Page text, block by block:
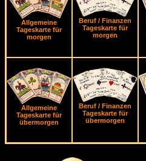
Allgemeine
Tageskarte für
morgen
Beruf / Finanzen
Tageskarte für
morgen
Allgemeine
Tageskarte für
übermorgen
Beruf / Finanzen
Tageskarte für
übermorgen